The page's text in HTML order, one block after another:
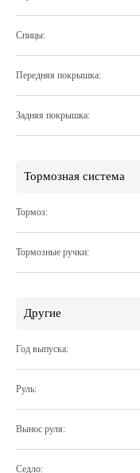
Спицы:
Передняя покрышка:
Задняя покрышка:
Тормозная система
Тормоз:
Тормозные ручки:
Другие
Год выпуска:
Руль:
Вынос руля:
Седло: